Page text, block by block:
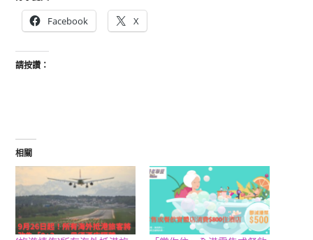
Facebook X
請按讚：
相關